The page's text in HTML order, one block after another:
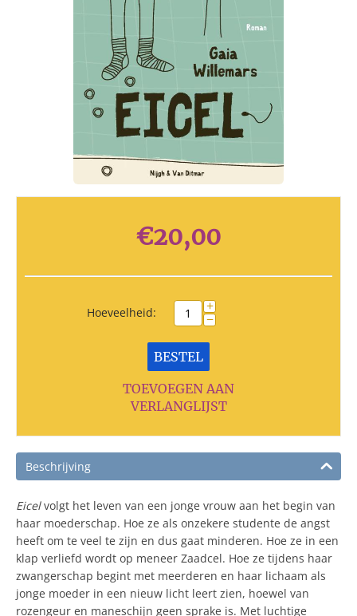
€20,00
Hoeveelheid: +
−
BESTEL
TOEVOEGEN AAN
VERLANGLIJST
Beschrijving
Eicelvolgt het leven van een jonge vrouw aan het begin van
haar moederschap. Hoe ze als onzekere studente de angst
heeft om te veel te zijn en dus gaat minderen. Hoe ze in een
klap verliefd wordt op meneer Zaadcel. Hoe ze tijdens haar
zwangerschap begint met meerderen en haar lichaam als
jonge moeder in een nieuw licht leert zien, hoewel van
rozengeur en maneschijn geen sprake is. Met luchtige